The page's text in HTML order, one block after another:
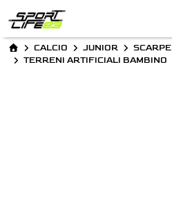
CALCIO JUNIOR
SCARPE
TERRENI ARTIFICIALI BAMBINO